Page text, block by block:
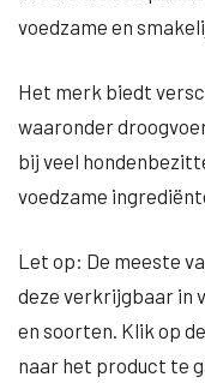
voedzame en
Het merk biedt
waaronder
bij veel
voedzame
Let op: De meeste
deze verkrijgbaar in
en soorten. Klik op
naar het product te